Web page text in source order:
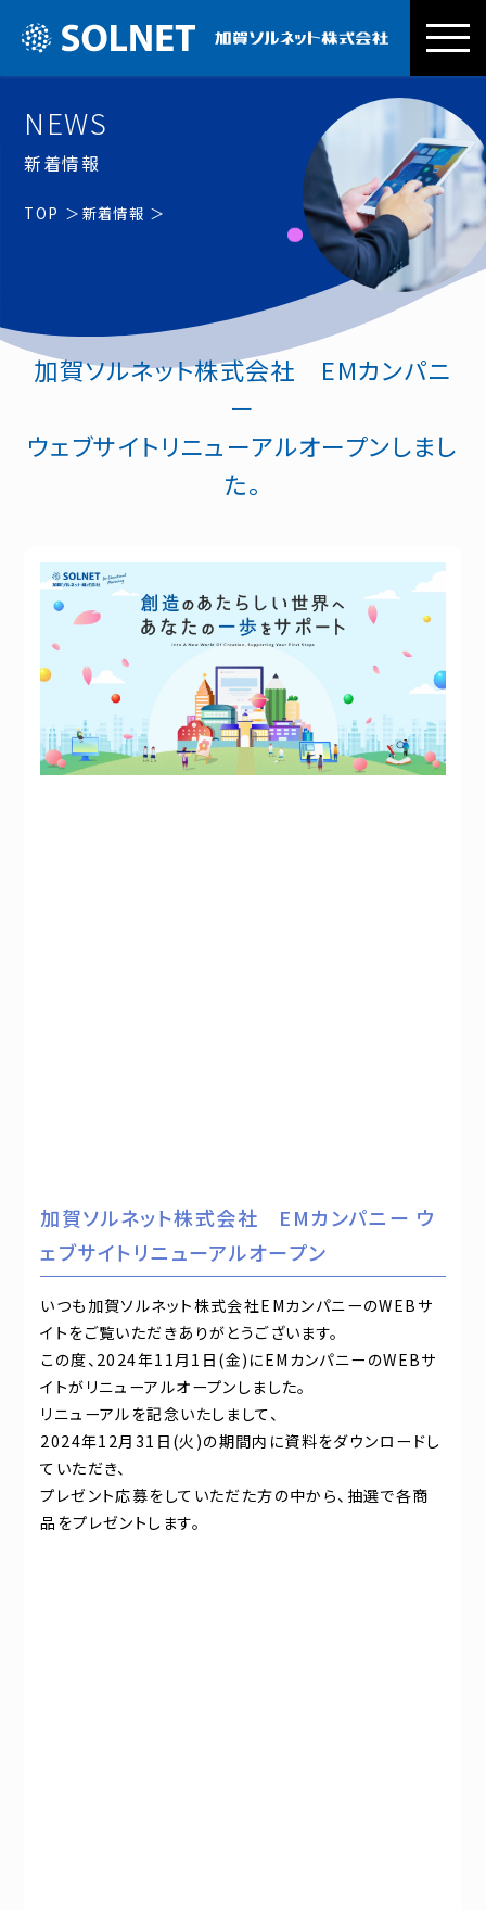
NEWS
新着情報
TOP 新着情報
加賀ソルネット株式会社 EMカンパニ
ー
ウェブサイトリニューアルオープンしまし
た。
加賀ソルネット株式会社 EMカンパニー ウ
ェブサイトリニューアルオープン
いつも加賀ソルネット株式会社EMカンパニーのWEBサ
イトをご覧いただきありがとうございます。
この度、2024年11月1日(金)にEMカンパニーのWEBサ
イトがリニューアルオープンしました。
リニューアルを記念いたしまして、
2024年12月31日(火)の期間内に資料をダウンロードし
ていただき、
プレゼント応募をしていただた方の中から、抽選で各商
品をプレゼントします。